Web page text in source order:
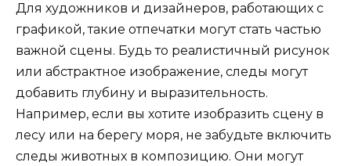
Для художников и дизайнеров, работающих с
графикой, такие отпечатки могут стать частью
важной сцены. Будь то реалистичный рисунок
или абстрактное изображение, следы могут
добавить глубину и выразительность.
Например, если вы хотите изобразить сцену в
лесу или на берегу моря, не забудьте включить
следы животных в композицию. Они могут